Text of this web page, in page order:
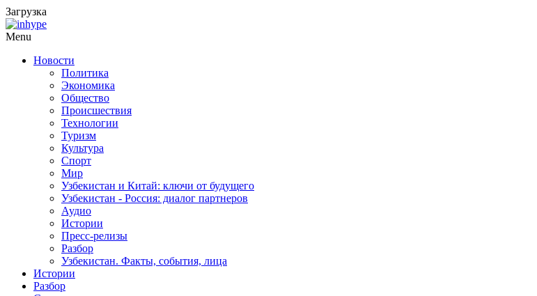
Загрузка
Menu
Новости
Политика
Экономика
Общество
Происшествия
Технологии
Туризм
Культура
Спорт
Мир
Узбекистан и Китай: ключи от будущего
Узбекистан - Россия: диалог партнеров
Аудио
Истории
Пресс-релизы
Разбор
Узбекистан. Факты, события, лица
Истории
Разбор